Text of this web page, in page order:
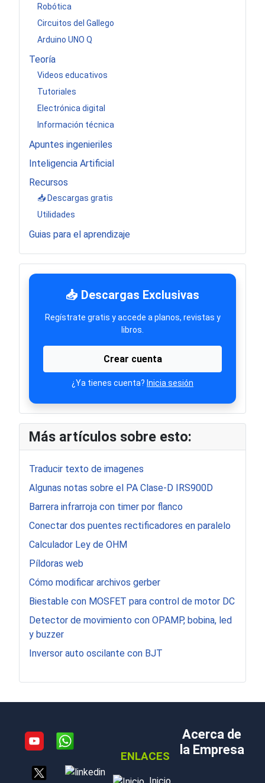
Robótica
Circuitos del Gallego
Arduino UNO Q
Teoría
Videos educativos
Tutoriales
Electrónica digital
Información técnica
Apuntes ingenieriles
Inteligencia Artificial
Recursos
📥 Descargas gratis
Utilidades
Guias para el aprendizaje
📥 Descargas Exclusivas
Regístrate gratis y accede a planos, revistas y
libros.
Crear cuenta
¿Ya tienes cuenta? Inicia sesión
Más artículos sobre esto:
Traducir texto de imagenes
Algunas notas sobre el PA Clase-D IRS900D
Barrera infrarroja con timer por flanco
Conectar dos puentes rectificadores en paralelo
Calculador Ley de OHM
Píldoras web
Cómo modificar archivos gerber
Biestable con MOSFET para control de motor DC
Detector de movimiento con OPAMP, bobina, led
y buzzer
Inversor auto oscilante con BJT
ENLACES
Acerca de
la Empresa